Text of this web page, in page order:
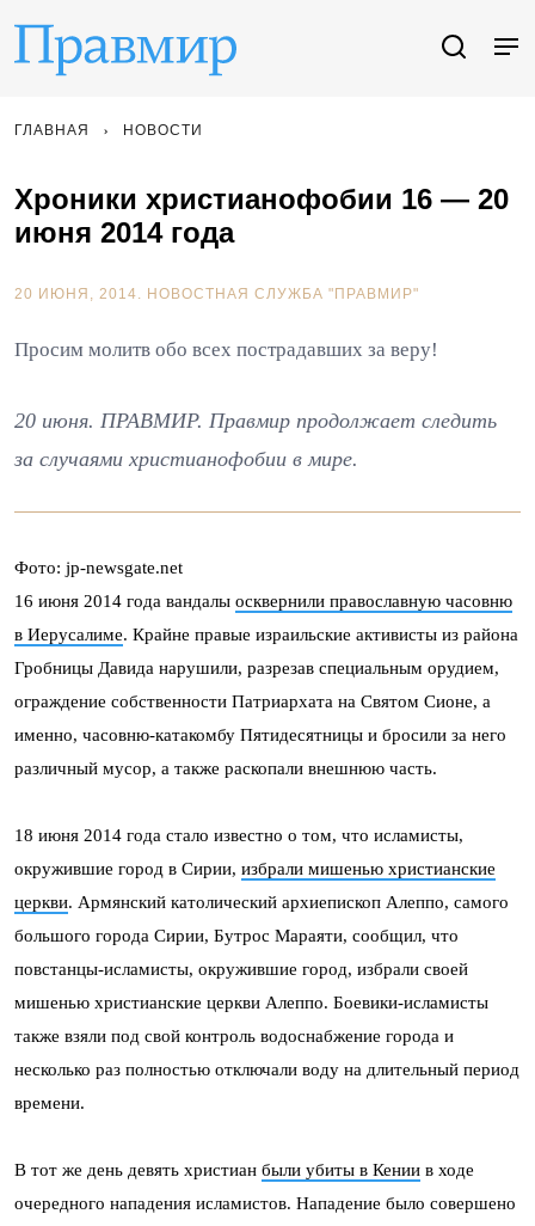
ГЛАВНАЯ НОВОСТИ
Хроники христианофобии 16 — 20
июня 2014 года
20 ИЮНЯ, 2014. НОВОСТНАЯ СЛУЖБА "ПРАВМИР"
Просим молитв обо всех пострадавших за веру!
20 июня. ПРАВМИР. Правмир продолжает следить
за случаями христианофобии в мире.
Фото: jp-newsgate.net
16 июня 2014 года вандалы осквернили православную часовню
в Иерусалиме. Крайне правые израильские активисты из района
Гробницы Давида нарушили, разрезав специальным орудием,
ограждение собственности Патриархата на Святом Сионе, а
именно, часовню-катакомбу Пятидесятницы и бросили за него
различный мусор, а также раскопали внешнюю часть.
18 июня 2014 года стало известно о том, что исламисты,
окружившие город в Сирии, избрали мишенью христианские
церкви. Армянский католический архиепископ Алеппо, самого
большого города Сирии, Бутрос Мараяти, сообщил, что
повстанцы-исламисты, окружившие город, избрали своей
мишенью христианские церкви Алеппо. Боевики-исламисты
также взяли под свой контроль водоснабжение города и
несколько раз полностью отключали воду на длительный период
времени.
В тот же день девять христиан были убиты в Кении в ходе
очередного нападения исламистов. Нападение было совершено